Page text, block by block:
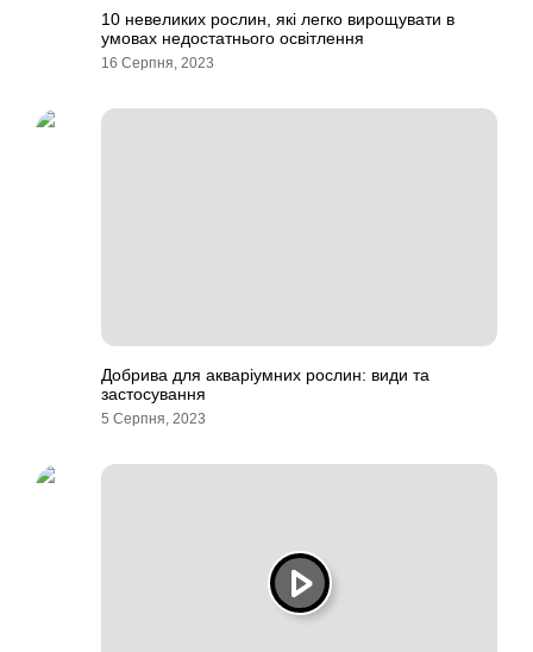
10 невеликих рослин, які легко вирощувати в
умовах недостатнього освітлення
16 Серпня, 2023
Добрива для акваріумних рослин: види та
застосування
5 Серпня, 2023